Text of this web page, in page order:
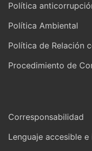
Política
Política Ambiental
Política de Relación
Procedimiento de
Corresponsabilidad
Lenguaje accesible